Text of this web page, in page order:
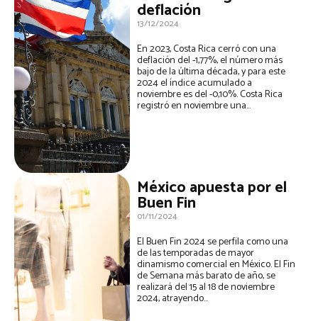
deflación
13/12/2024
En 2023, Costa Rica cerró con una
deflación del -1,77%, el número más
bajo de la última década, y para este
2024 el índice acumulado a
noviembre es del -0,10%. Costa Rica
registró en noviembre una...
México apuesta por el
Buen Fin
01/11/2024
El Buen Fin 2024 se perfila como una
de las temporadas de mayor
dinamismo comercial en México. El Fin
de Semana más barato de año, se
realizará del 15 al 18 de noviembre
2024, atrayendo...